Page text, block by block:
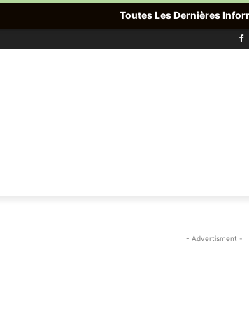
- Advertisment -
Toutes Les Dernières